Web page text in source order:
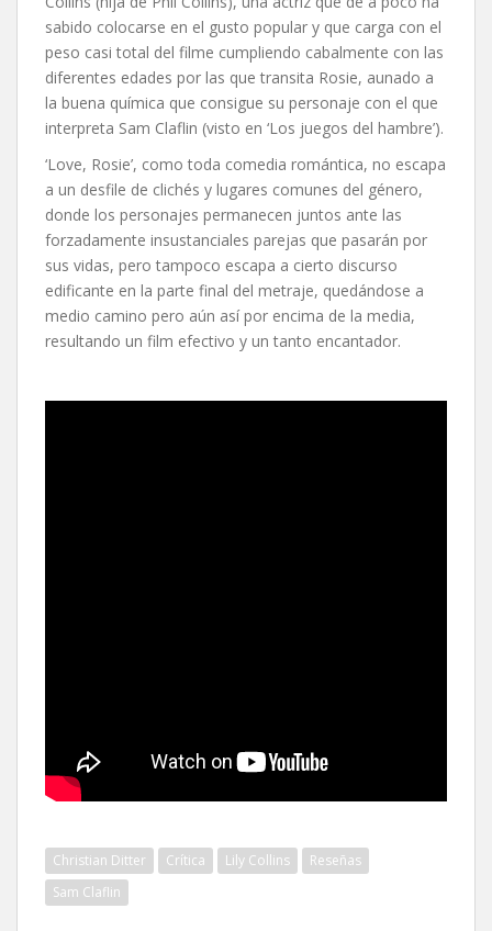
sabido colocarse en el gusto popular y que carga con el
peso casi total del filme cumpliendo cabalmente con las
diferentes edades por las que transita Rosie, aunado a
la buena química que consigue su personaje con el que
interpreta Sam Claflin (visto en ‘Los juegos del hambre’).
‘Love, Rosie’, como toda comedia romántica, no escapa
a un desfile de clichés y lugares comunes del género,
donde los personajes permanecen juntos ante las
forzadamente insustanciales parejas que pasarán por
sus vidas, pero tampoco escapa a cierto discurso
edificante en la parte final del metraje, quedándose a
medio camino pero aún así por encima de la media,
resultando un film efectivo y un tanto encantador.
Christian Ditter Crítica Lily Collins
Reseñas
Sam Claflin